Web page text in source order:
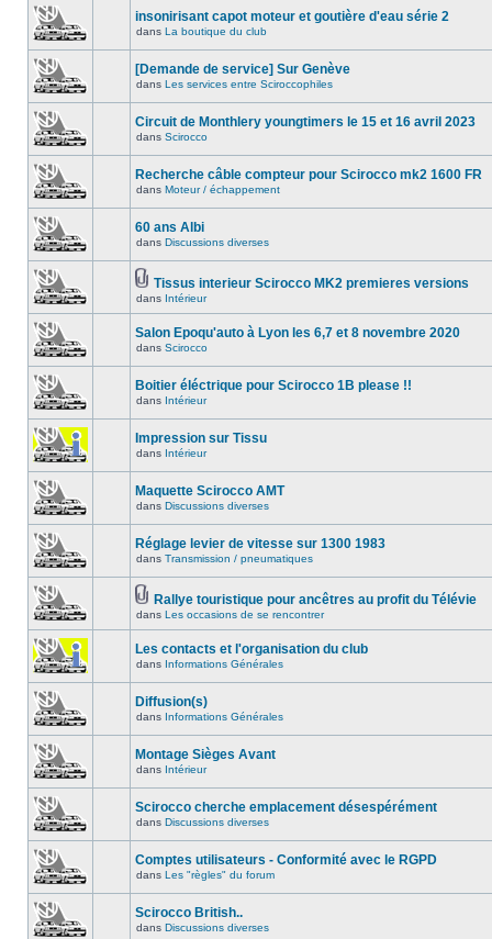
insonirisant capot moteur et goutière d'eau série 2
dans La boutique du club
[Demande de service] Sur Genève
dans Les services entre Sciroccophiles
Circuit de Monthlery youngtimers le 15 et 16 avril 2023
dans Scirocco
Recherche câble compteur pour Scirocco mk2 1600 FR
dans Moteur / échappement
60 ans Albi
dans Discussions diverses
Tissus interieur Scirocco MK2 premieres versions
dans Intérieur
Salon Epoqu'auto à Lyon les 6,7 et 8 novembre 2020
dans Scirocco
Boitier éléctrique pour Scirocco 1B please !!
dans Intérieur
Impression sur Tissu
dans Intérieur
Maquette Scirocco AMT
dans Discussions diverses
Réglage levier de vitesse sur 1300 1983
dans Transmission / pneumatiques
Rallye touristique pour ancêtres au profit du Télévie
dans Les occasions de se rencontrer
Les contacts et l'organisation du club
dans Informations Générales
Diffusion(s)
dans Informations Générales
Montage Sièges Avant
dans Intérieur
Scirocco cherche emplacement désespérément
dans Discussions diverses
Comptes utilisateurs - Conformité avec le RGPD
dans Les "règles" du forum
Scirocco British..
dans Discussions diverses